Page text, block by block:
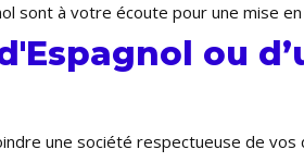
sont à votre écoute pour une mise
ou
une société respectueuse de